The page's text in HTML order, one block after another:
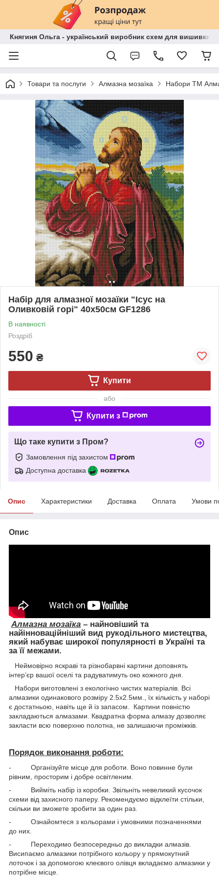
Княгиня Ольга - український виробник схем для вишивки
Товари та послуги Алмазна мозаїка Набори ТМ
Набір для алмазної мозаїки "Ісус на
Оливковій горі" 40х50см GF1286
В наявності
Роздріб
550 ₴
Купити
або
Купити з
Що таке купити з Пром?
Замовлення під захистом
Доступна доставка
Опис Характеристики Доставка Оплата Умови
Опис
Алмазна мозаїка – найновіший та
найінноваційніший вид рукодільного мистецтва,
який набуває широкої популярності в Україні та
за її межами.
Неймовірно яскраві та різнобарвні картини доповнять
інтер’єр вашої оселі та радуватимуть око кожного дня.
Набори виготовлені з екологічно чистих матеріалів. Всі
алмазики одинакового розміру 2.5х2.5мм., їх кількість у наборі
є достатньою, навіть ще й із запасом. Картини повністю
закладаються алмазами. Квадратна форма алмазу дозволяє
закласти всю поверхню полотна, не залишаючи проміжків.
Порядок виконання роботи:
- Організуйте місце для роботи. Воно повинне були
рівним, просторим і добре освітленим.
- Вийміть набір із коробки. Звільніть невеликий кусочок
схеми від захисного паперу. Рекомендуємо відклеїти стільки,
скільки ви зможете зробити за один раз.
- Ознайомтеся з кольорами і умовними позначеннями
до них.
- Переходимо безпосередньо до викладки алмазів.
Висипаємо алмазики потрібного кольору у прямокутний
лоточок і за допомогою клеєвого олівця вкладаємо алмазики у
потрібне місце.